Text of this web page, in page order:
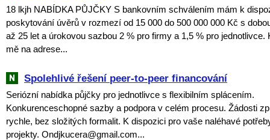
18 lkjh NABÍDKA PŮJČKY S bankovním schválením mám k
poskytování úvěrů v rozmezí od 15 000 do 500 000 000 Kč s
až 25 let a úrokovou sazbou 2 % pro firmy a 1,5 % pro jednotlivce.
mě na adrese...
Spolehlivé řešení peer-to-peer financování
Seriózní nabídka půjčky pro jednotlivce s flexibilním splácením.
Konkurenceschopné sazby a podpora v celém procesu. Žádosti
rychle, bez složitých formalit. K dispozici pro vaše naléhavé
projekty. Ondjkucera@gmail.com...